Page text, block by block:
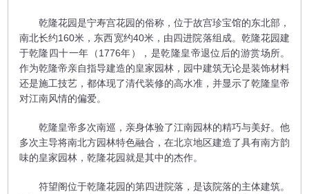
乾隆花园是宁寿宫花园的俗称，位于故宫珍宝馆的东北部，
南北长约160米，东西宽约40米，由四进院落组成。乾隆花园建
于乾隆四十一年（1776年），是乾隆皇帝退位后的游赏场所。
作为乾隆帝亲自指导建造的皇家园林，园中建筑无论是装饰材料
还是施工技艺，都体现了清代装修的高水准，并显示了乾隆皇帝
对江南风情的偏爱。
乾隆皇帝多次南巡，亲身体验了江南园林的精巧与美好。他
多次主导将南北方园林特色融合，在北京地区建造了具有南方韵
味的皇家园林，乾隆花园就是其中的杰作。
符望阁位于乾隆花园的第四进院落，是该院落的主体建筑。